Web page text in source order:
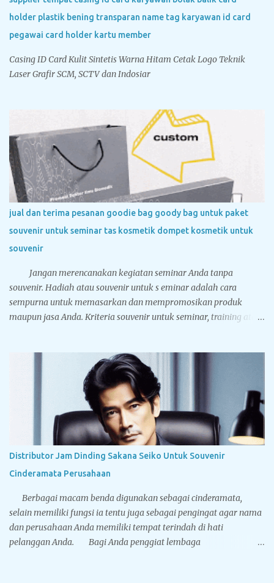
holder plastik bening transparan name tag karyawan id card
pegawai card holder kartu member
Casing ID Card Kulit Sintetis Warna Hitam Cetak Logo Teknik
Laser Grafir SCM, SCTV dan Indosiar
jual dan terima pesanan goodie bag goody bag untuk paket
souvenir untuk seminar tas kosmetik dompet kosmetik untuk
souvenir
Jangan merencanakan kegiatan seminar Anda tanpa
souvenir. Hadiah atau souvenir untuk s eminar adalah cara
sempurna untuk memasarkan dan mempromosikan produk
maupun jasa Anda. Kriteria souvenir untuk seminar, training atau
maupun bentuknya dapat disesuaikan dengan keinginan dan
budget Anda. Silahkan scroll down mouse Anda, untuk melihat
berbagai pilihan bingkisan atau paket eksklusif bagi klien
maupun rekan bisnis Anda. Paket cinderamata dengan isi yang
bisa disesuaikan dengan budget Anda, tampak gambar diatas
custom gift set untuk cinderamata sidang promosi Doktor Ilmu
Biomedik Fakultas Kedokteran Universitas Indonesia Ibu dr.
Christine T.U Banjarnahor, Sp. Onk Rad(K) yang berisi notebook,
jam meja kayu serta pulpen Parker IM series original dalam box
ekslu...
Distributor Jam Dinding Sakana Seiko Untuk Souvenir
Cinderamata Perusahaan
Berbagai macam benda digunakan sebagai cinderamata,
selain memiliki fungsi ia tentu juga sebagai pengingat agar nama
dan perusahaan Anda memiliki tempat terindah di hati
pelanggan Anda. Bagi Anda penggiat lembaga